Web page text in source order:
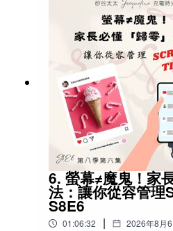
Julia Child → 茱莉亞‧柴爾德（
🔤英文
Oregano → 牛至
Basil → 羅勒
Thyme → 百里香
Bay leaf → 月桂葉
Cloves → 丁香
6. 螢幕≠魔鬼！家
法：讓你從容管
S8E6
01:06:32 | 2026年8月